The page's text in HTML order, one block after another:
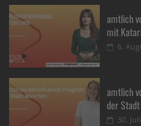
amtlich
mit
6.
amtlich
der
30.